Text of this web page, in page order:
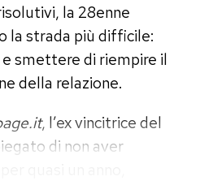
la 28enne
la strada più difficile:
smettere di riempire il
della relazione.
, l’ex vincitrice del
di non aver